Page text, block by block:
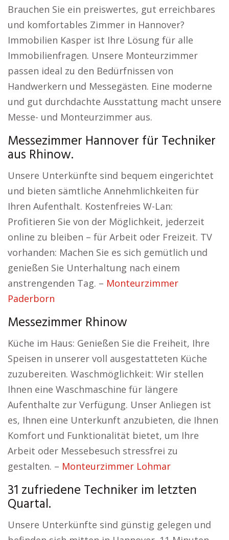
Brauchen Sie ein preiswertes, gut erreichbares
und komfortables Zimmer in Hannover?
Immobilien Kasper ist Ihre Lösung für alle
Immobilienfragen. Unsere Monteurzimmer
passen ideal zu den Bedürfnissen von
Handwerkern und Messegästen. Eine moderne
und gut durchdachte Ausstattung macht unsere
Messe- und Monteurzimmer aus.
Messezimmer Hannover für Techniker
aus Rhinow.
Unsere Unterkünfte sind bequem eingerichtet
und bieten sämtliche Annehmlichkeiten für
Ihren Aufenthalt. Kostenfreies W-Lan:
Profitieren Sie von der Möglichkeit, jederzeit
online zu bleiben – für Arbeit oder Freizeit. TV
vorhanden: Machen Sie es sich gemütlich und
genießen Sie Unterhaltung nach einem
anstrengenden Tag. – Monteurzimmer
Paderborn
Messezimmer Rhinow
Küche im Haus: Genießen Sie die Freiheit, Ihre
Speisen in unserer voll ausgestatteten Küche
zuzubereiten. Waschmöglichkeit: Wir stellen
Ihnen eine Waschmaschine für längere
Aufenthalte zur Verfügung. Unser Anliegen ist
es, Ihnen eine Unterkunft anzubieten, die Ihnen
Komfort und Funktionalität bietet, um Ihre
Arbeit oder Messebesuch stressfrei zu
gestalten. – Monteurzimmer Lohmar
31 zufriedene Techniker im letzten
Quartal.
Unsere Unterkünfte sind günstig gelegen und